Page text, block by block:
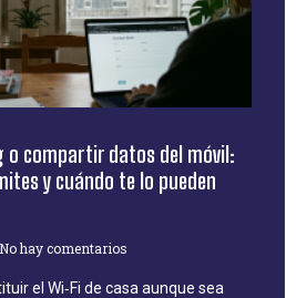
o compartir datos del móvil:
y cuándo te lo pueden
No hay comentarios
el Wi‑Fi de casa aunque sea